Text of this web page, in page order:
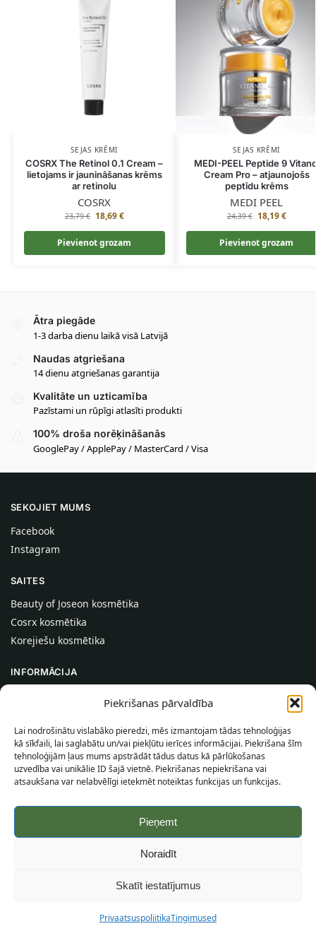
Piekrišanas pārvaldība
Lai nodrošinātu vislabāko pieredzi, mēs izmantojam tādas tehnoloģijas
kā sīkfaili, lai saglabātu un/vai piekļūtu ierīces informācijai. Piekrišana šīm
tehnoloģijām ļaus mums apstrādāt tādus datus kā pārlūkošanas
uzvedība vai unikālie ID šajā vietnē. Piekrišanas nepiekrišana vai
atsaukšana var nelabvēlīgi ietekmēt noteiktas funkcijas un funkcijas.
Pieņemt
Noraidīt
Skatīt iestatījumus
PrivaatsuspoliitikaTingimused
SEJAS KRĒMI
COSRX The Retinol 0.1 Cream –
lietojams ir jaunināšanas krēms
ar retinolu
COSRX
23,79€ 18,69€
Pievienot grozam
SEJAS KRĒMI
MEDI-PEEL Peptide 9
Cream Pro – atjaunojošs
peptīdu krēms
MEDI PEEL
24,39€ 18,19€
Pievienot grozam
Ātra piegāde
1-3 darba dienu laikā visā Latvijā
Naudas atgriešana
14 dienu atgriešanas garantija
Kvalitāte un uzticamība
Pazīstami un rūpīgi atlasīti produkti
100% droša norēķināšanās
GooglePay / ApplePay / MasterCard / Visa
SEKOJIET MUMS
Facebook
Instagram
SAITES
Beauty of Joseon kosmētika
Cosrx kosmētika
Korejiešu kosmētika
INFORMĀCIJA
Palīdzība
INFORMĀCIJA PIRCĒJAM
Piegādes nosacījumi
Noteikumi un nosacījumi
Vietnes karte